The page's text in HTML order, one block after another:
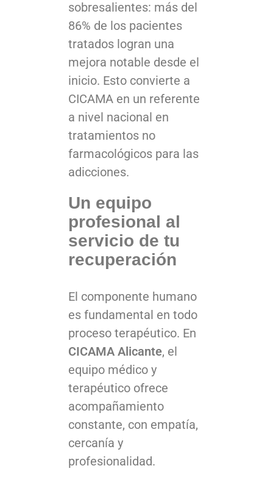
sobresalientes: más del
86% de los pacientes
tratados logran una
mejora notable desde el
inicio. Esto convierte a
CICAMA en un referente
a nivel nacional en
tratamientos no
farmacológicos para las
adicciones.
Un equipo
profesional al
servicio de tu
recuperación
El componente humano
es fundamental en todo
proceso terapéutico. En
CICAMA Alicante, el
equipo médico y
terapéutico ofrece
acompañamiento
constante, con empatía,
cercanía y
profesionalidad.